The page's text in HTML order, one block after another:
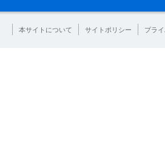
本サイトについて サイトポリシー プラ